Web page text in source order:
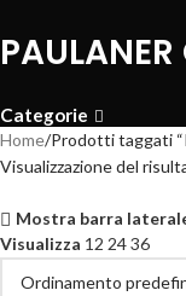
Categorie
Home Prodotti taggati
Visualizzazione del
Mostra barra
Visualizza 12 2436